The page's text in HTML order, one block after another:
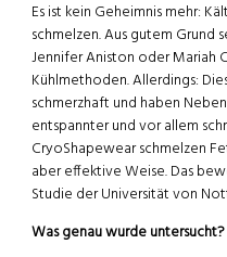
Es ist kein Geheimnis mehr:
schmelzen. Aus gutem Grund
Jennifer Aniston oder Mariah
Kühlmethoden. Allerdings:
schmerzhaft und haben
entspannter und vor allem
CryoShapewear schmelzen
aber effektive Weise. Das
Studie der Universität von
Was genau wurde untersucht?